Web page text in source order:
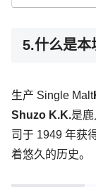
5.什么是本
生产 Single Malt
Shuzo K.K.是
司于 1949 年获
着悠久的历史。